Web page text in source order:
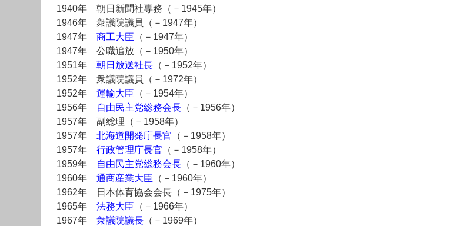
1940年 朝日新聞社専務（－1945年）
1946年 衆議院議員（－1947年）
1947年 商工大臣 （－1947年）
1947年 公職追放（－1950年）
1951年 朝日放送社長 （－1952年）
1952年 衆議院議員（－1972年）
1952年 運輸大臣 （－1954年）
1956年
自由民主党総務会長 （－1956年）
1957年 副総理（－1958年）
1957年 北海道開発庁長官 （－1958年）
1957年 行政管理庁長官 （－1958年）
1959年
自由民主党総務会長 （－1960年）
1960年 通商産業大臣 （－1960年）
1962年 日本体育協会会長（－1975年）
1965年 法務大臣 （－1966年）
1967年 衆議院議長 （－1969年）